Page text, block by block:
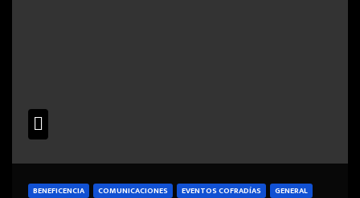
BENEFICENCIA COMUNICACIONES EVENTOS COFRADÍAS
GENERAL